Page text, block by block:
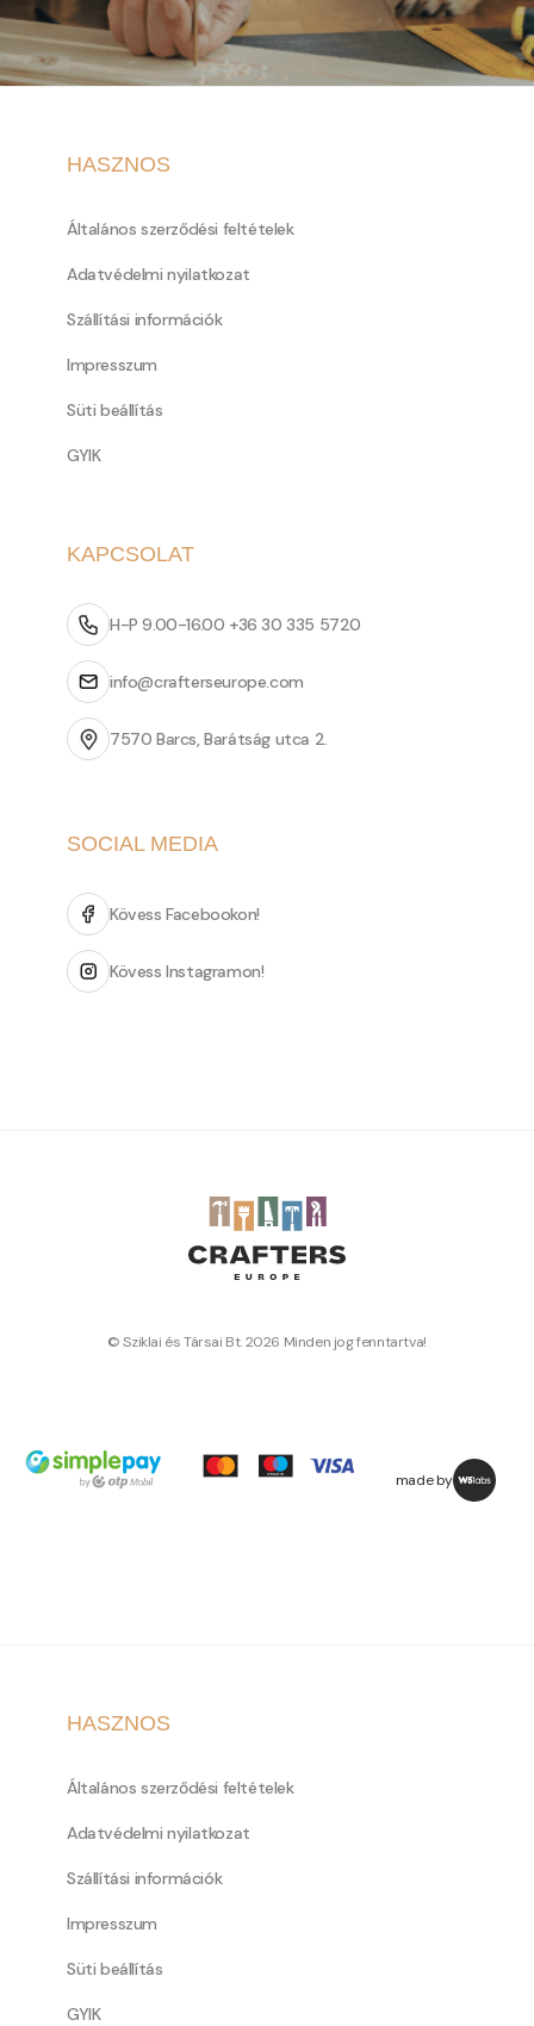
HASZNOS
Általános szerződési feltételek
Adatvédelmi nyilatkozat
Szállítási információk
Impresszum
Süti beállítás
GYIK
KAPCSOLAT
H-P 9.00-16.00 +36 30 335 5720
info@crafterseurope.com
7570 Barcs, Barátság utca 2.
SOCIAL MEDIA
Kövess Facebookon!
Kövess Instagramon!
© Sziklai és Társai Bt. 2026 Minden jog fenntartva!
made by
HASZNOS
Általános szerződési feltételek
Adatvédelmi nyilatkozat
Szállítási információk
Impresszum
Süti beállítás
GYIK